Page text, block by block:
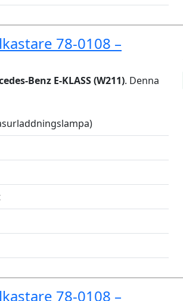
78-0108 –
Benz E-KLASS (W211). Denna
78-0108 –